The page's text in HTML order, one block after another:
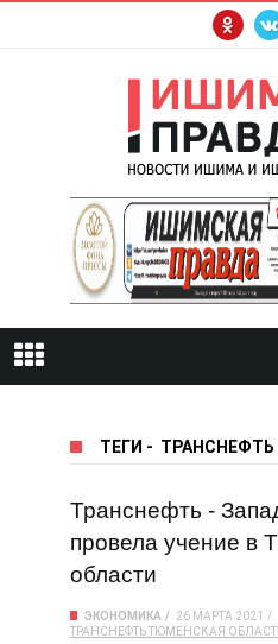
ТЕГИ - ТРАНСНЕФТЬ
Транснефть -
провела учение в
области
ЭКОНОМИКА
26 МАРТА 2021
ТРАНСНЕФТЬТЮМЕНСКАЯ